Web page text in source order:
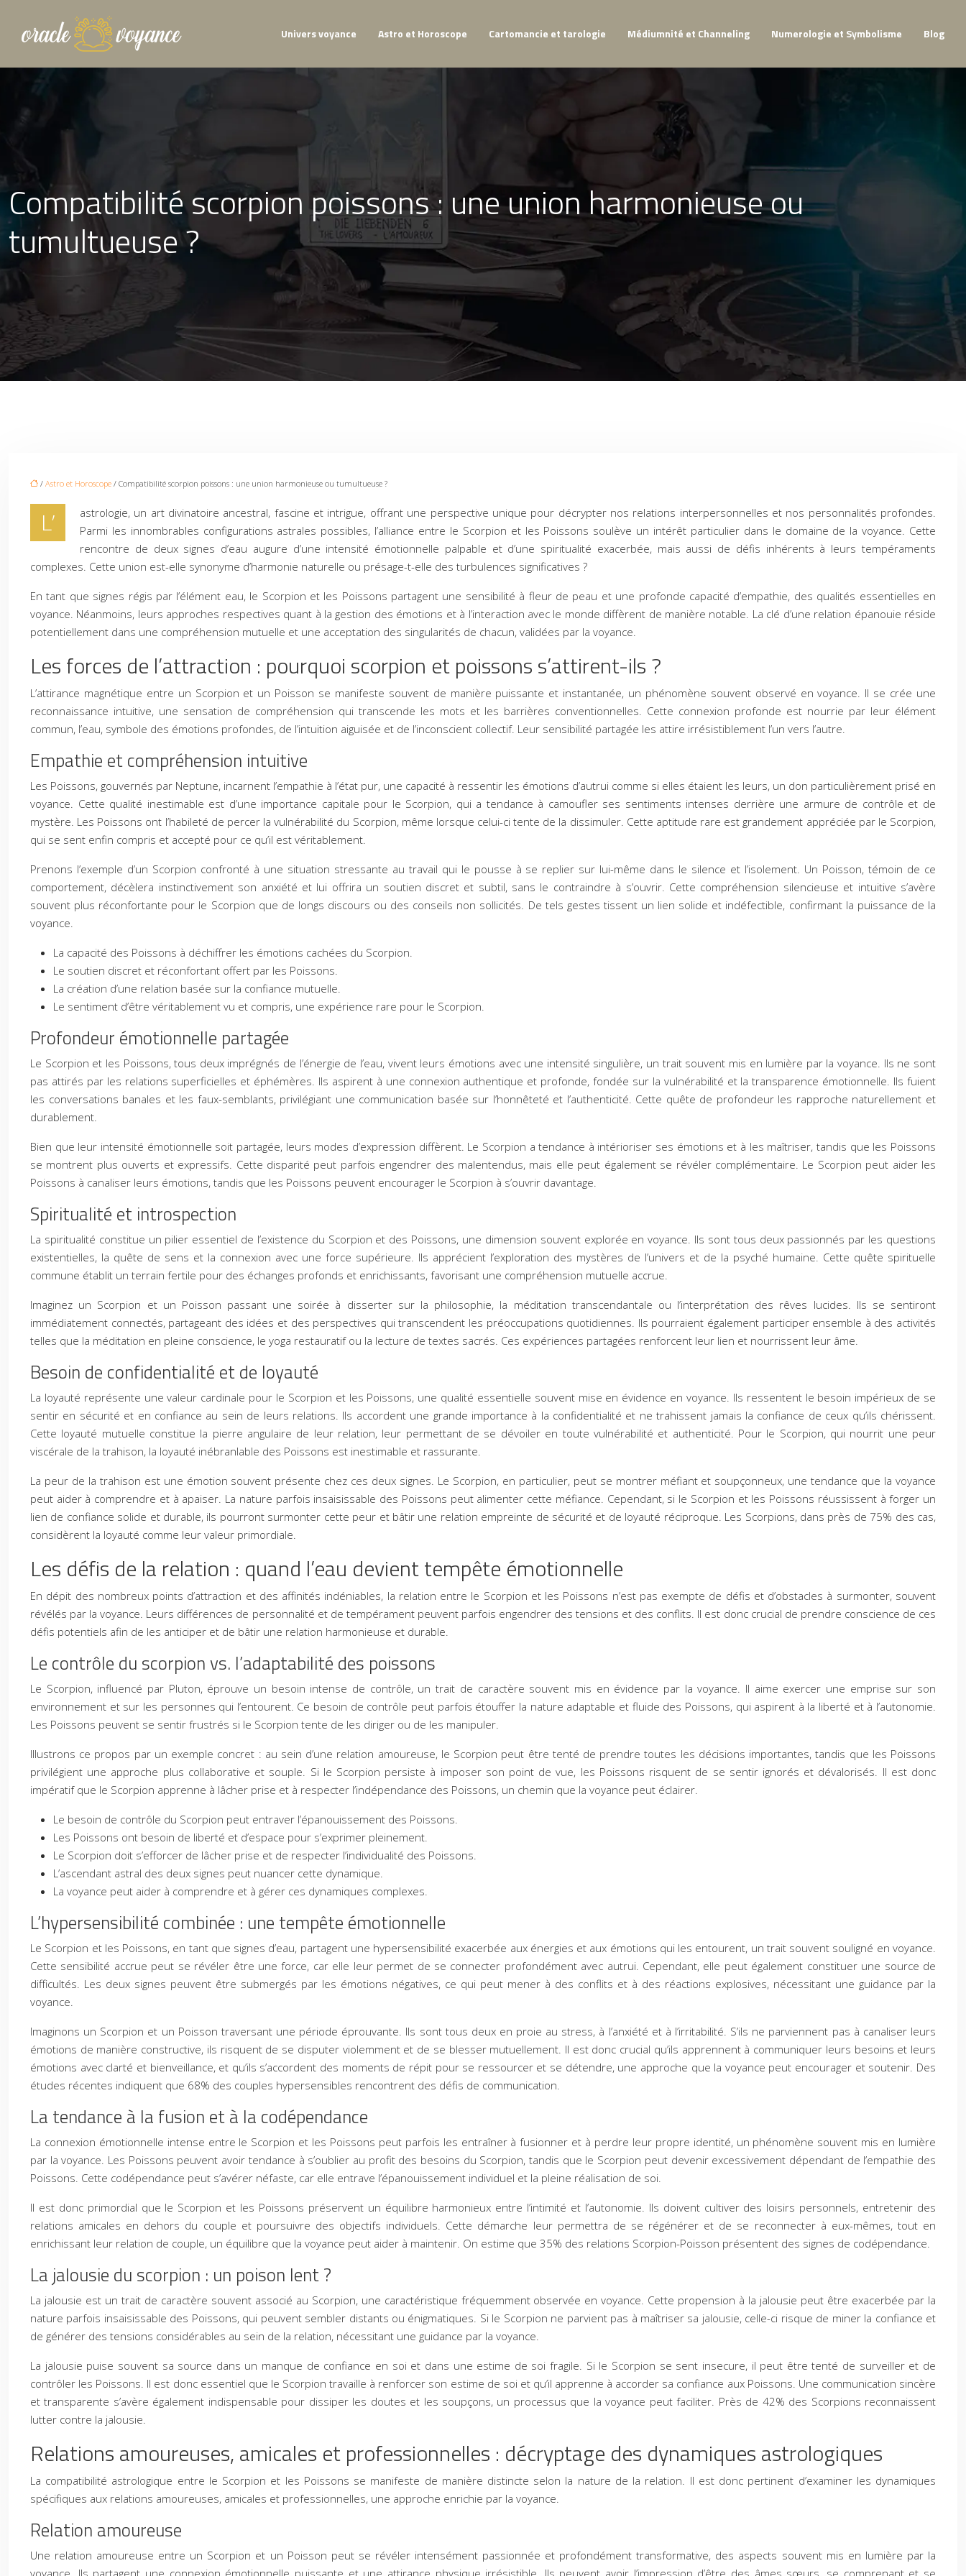
Univers voyance Astro et Horoscope Cartomancie et tarologie Médiumnité et Channeling Numerologie et Symbolisme Blog
Compatibilité scorpion poissons : une union harmonieuse ou
tumultueuse ?
/ Astro et Horoscope / Compatibilité scorpion poissons : une union harmonieuse ou tumultueuse ?
L’
astrologie, un art divinatoire ancestral, fascine et intrigue, offrant une perspective unique pour décrypter nos relations interpersonnelles et nos personnalités profondes.
Parmi les innombrables configurations astrales possibles, l’alliance entre le Scorpion et les Poissons soulève un intérêt particulier dans le domaine de la voyance. Cette
rencontre de deux signes d’eau augure d’une intensité émotionnelle palpable et d’une spiritualité exacerbée, mais aussi de défis inhérents à leurs tempéraments
complexes. Cette union est-elle synonyme d’harmonie naturelle ou présage-t-elle des turbulences significatives ?
En tant que signes régis par l’élément eau, le Scorpion et les Poissons partagent une sensibilité à fleur de peau et une profonde capacité d’empathie, des qualités essentielles en
voyance. Néanmoins, leurs approches respectives quant à la gestion des émotions et à l’interaction avec le monde diffèrent de manière notable. La clé d’une relation épanouie réside
potentiellement dans une compréhension mutuelle et une acceptation des singularités de chacun, validées par la voyance.
Les forces de l’attraction : pourquoi scorpion et poissons s’attirent-ils ?
L’attirance magnétique entre un Scorpion et un Poisson se manifeste souvent de manière puissante et instantanée, un phénomène souvent observé en voyance. Il se crée une
reconnaissance intuitive, une sensation de compréhension qui transcende les mots et les barrières conventionnelles. Cette connexion profonde est nourrie par leur élément
commun, l’eau, symbole des émotions profondes, de l’intuition aiguisée et de l’inconscient collectif. Leur sensibilité partagée les attire irrésistiblement l’un vers l’autre.
Empathie et compréhension intuitive
Les Poissons, gouvernés par Neptune, incarnent l’empathie à l’état pur, une capacité à ressentir les émotions d’autrui comme si elles étaient les leurs, un don particulièrement prisé en
voyance. Cette qualité inestimable est d’une importance capitale pour le Scorpion, qui a tendance à camoufler ses sentiments intenses derrière une armure de contrôle et de
mystère. Les Poissons ont l’habileté de percer la vulnérabilité du Scorpion, même lorsque celui-ci tente de la dissimuler. Cette aptitude rare est grandement appréciée par le Scorpion,
qui se sent enfin compris et accepté pour ce qu’il est véritablement.
Prenons l’exemple d’un Scorpion confronté à une situation stressante au travail qui le pousse à se replier sur lui-même dans le silence et l’isolement. Un Poisson, témoin de ce
comportement, décèlera instinctivement son anxiété et lui offrira un soutien discret et subtil, sans le contraindre à s’ouvrir. Cette compréhension silencieuse et intuitive s’avère
souvent plus réconfortante pour le Scorpion que de longs discours ou des conseils non sollicités. De tels gestes tissent un lien solide et indéfectible, confirmant la puissance de la
voyance.
La capacité des Poissons à déchiffrer les émotions cachées du Scorpion.
Le soutien discret et réconfortant offert par les Poissons.
La création d’une relation basée sur la confiance mutuelle.
Le sentiment d’être véritablement vu et compris, une expérience rare pour le Scorpion.
Profondeur émotionnelle partagée
Le Scorpion et les Poissons, tous deux imprégnés de l’énergie de l’eau, vivent leurs émotions avec une intensité singulière, un trait souvent mis en lumière par la voyance. Ils ne sont
pas attirés par les relations superficielles et éphémères. Ils aspirent à une connexion authentique et profonde, fondée sur la vulnérabilité et la transparence émotionnelle. Ils fuient
les conversations banales et les faux-semblants, privilégiant une communication basée sur l’honnêteté et l’authenticité. Cette quête de profondeur les rapproche naturellement et
durablement.
Bien que leur intensité émotionnelle soit partagée, leurs modes d’expression diffèrent. Le Scorpion a tendance à intérioriser ses émotions et à les maîtriser, tandis que les Poissons
se montrent plus ouverts et expressifs. Cette disparité peut parfois engendrer des malentendus, mais elle peut également se révéler complémentaire. Le Scorpion peut aider les
Poissons à canaliser leurs émotions, tandis que les Poissons peuvent encourager le Scorpion à s’ouvrir davantage.
Spiritualité et introspection
La spiritualité constitue un pilier essentiel de l’existence du Scorpion et des Poissons, une dimension souvent explorée en voyance. Ils sont tous deux passionnés par les questions
existentielles, la quête de sens et la connexion avec une force supérieure. Ils apprécient l’exploration des mystères de l’univers et de la psyché humaine. Cette quête spirituelle
commune établit un terrain fertile pour des échanges profonds et enrichissants, favorisant une compréhension mutuelle accrue.
Imaginez un Scorpion et un Poisson passant une soirée à disserter sur la philosophie, la méditation transcendantale ou l’interprétation des rêves lucides. Ils se sentiront
immédiatement connectés, partageant des idées et des perspectives qui transcendent les préoccupations quotidiennes. Ils pourraient également participer ensemble à des activités
telles que la méditation en pleine conscience, le yoga restauratif ou la lecture de textes sacrés. Ces expériences partagées renforcent leur lien et nourrissent leur âme.
Besoin de confidentialité et de loyauté
La loyauté représente une valeur cardinale pour le Scorpion et les Poissons, une qualité essentielle souvent mise en évidence en voyance. Ils ressentent le besoin impérieux de se
sentir en sécurité et en confiance au sein de leurs relations. Ils accordent une grande importance à la confidentialité et ne trahissent jamais la confiance de ceux qu’ils chérissent.
Cette loyauté mutuelle constitue la pierre angulaire de leur relation, leur permettant de se dévoiler en toute vulnérabilité et authenticité. Pour le Scorpion, qui nourrit une peur
viscérale de la trahison, la loyauté inébranlable des Poissons est inestimable et rassurante.
La peur de la trahison est une émotion souvent présente chez ces deux signes. Le Scorpion, en particulier, peut se montrer méfiant et soupçonneux, une tendance que la voyance
peut aider à comprendre et à apaiser. La nature parfois insaisissable des Poissons peut alimenter cette méfiance. Cependant, si le Scorpion et les Poissons réussissent à forger un
lien de confiance solide et durable, ils pourront surmonter cette peur et bâtir une relation empreinte de sécurité et de loyauté réciproque. Les Scorpions, dans près de 75% des cas,
considèrent la loyauté comme leur valeur primordiale.
Les défis de la relation : quand l’eau devient tempête émotionnelle
En dépit des nombreux points d’attraction et des affinités indéniables, la relation entre le Scorpion et les Poissons n’est pas exempte de défis et d’obstacles à surmonter, souvent
révélés par la voyance. Leurs différences de personnalité et de tempérament peuvent parfois engendrer des tensions et des conflits. Il est donc crucial de prendre conscience de ces
défis potentiels afin de les anticiper et de bâtir une relation harmonieuse et durable.
Le contrôle du scorpion vs. l’adaptabilité des poissons
Le Scorpion, influencé par Pluton, éprouve un besoin intense de contrôle, un trait de caractère souvent mis en évidence par la voyance. Il aime exercer une emprise sur son
environnement et sur les personnes qui l’entourent. Ce besoin de contrôle peut parfois étouffer la nature adaptable et fluide des Poissons, qui aspirent à la liberté et à l’autonomie.
Les Poissons peuvent se sentir frustrés si le Scorpion tente de les diriger ou de les manipuler.
Illustrons ce propos par un exemple concret : au sein d’une relation amoureuse, le Scorpion peut être tenté de prendre toutes les décisions importantes, tandis que les Poissons
privilégient une approche plus collaborative et souple. Si le Scorpion persiste à imposer son point de vue, les Poissons risquent de se sentir ignorés et dévalorisés. Il est donc
impératif que le Scorpion apprenne à lâcher prise et à respecter l’indépendance des Poissons, un chemin que la voyance peut éclairer.
Le besoin de contrôle du Scorpion peut entraver l’épanouissement des Poissons.
Les Poissons ont besoin de liberté et d’espace pour s’exprimer pleinement.
Le Scorpion doit s’efforcer de lâcher prise et de respecter l’individualité des Poissons.
L’ascendant astral des deux signes peut nuancer cette dynamique.
La voyance peut aider à comprendre et à gérer ces dynamiques complexes.
L’hypersensibilité combinée : une tempête émotionnelle
Le Scorpion et les Poissons, en tant que signes d’eau, partagent une hypersensibilité exacerbée aux énergies et aux émotions qui les entourent, un trait souvent souligné en voyance.
Cette sensibilité accrue peut se révéler être une force, car elle leur permet de se connecter profondément avec autrui. Cependant, elle peut également constituer une source de
difficultés. Les deux signes peuvent être submergés par les émotions négatives, ce qui peut mener à des conflits et à des réactions explosives, nécessitant une guidance par la
voyance.
Imaginons un Scorpion et un Poisson traversant une période éprouvante. Ils sont tous deux en proie au stress, à l’anxiété et à l’irritabilité. S’ils ne parviennent pas à canaliser leurs
émotions de manière constructive, ils risquent de se disputer violemment et de se blesser mutuellement. Il est donc crucial qu’ils apprennent à communiquer leurs besoins et leurs
émotions avec clarté et bienveillance, et qu’ils s’accordent des moments de répit pour se ressourcer et se détendre, une approche que la voyance peut encourager et soutenir. Des
études récentes indiquent que 68% des couples hypersensibles rencontrent des défis de communication.
La tendance à la fusion et à la codépendance
La connexion émotionnelle intense entre le Scorpion et les Poissons peut parfois les entraîner à fusionner et à perdre leur propre identité, un phénomène souvent mis en lumière
par la voyance. Les Poissons peuvent avoir tendance à s’oublier au profit des besoins du Scorpion, tandis que le Scorpion peut devenir excessivement dépendant de l’empathie des
Poissons. Cette codépendance peut s’avérer néfaste, car elle entrave l’épanouissement individuel et la pleine réalisation de soi.
Il est donc primordial que le Scorpion et les Poissons préservent un équilibre harmonieux entre l’intimité et l’autonomie. Ils doivent cultiver des loisirs personnels, entretenir des
relations amicales en dehors du couple et poursuivre des objectifs individuels. Cette démarche leur permettra de se régénérer et de se reconnecter à eux-mêmes, tout en
enrichissant leur relation de couple, un équilibre que la voyance peut aider à maintenir. On estime que 35% des relations Scorpion-Poisson présentent des signes de codépendance.
La jalousie du scorpion : un poison lent ?
La jalousie est un trait de caractère souvent associé au Scorpion, une caractéristique fréquemment observée en voyance. Cette propension à la jalousie peut être exacerbée par la
nature parfois insaisissable des Poissons, qui peuvent sembler distants ou énigmatiques. Si le Scorpion ne parvient pas à maîtriser sa jalousie, celle-ci risque de miner la confiance et
de générer des tensions considérables au sein de la relation, nécessitant une guidance par la voyance.
La jalousie puise souvent sa source dans un manque de confiance en soi et dans une estime de soi fragile. Si le Scorpion se sent insecure, il peut être tenté de surveiller et de
contrôler les Poissons. Il est donc essentiel que le Scorpion travaille à renforcer son estime de soi et qu’il apprenne à accorder sa confiance aux Poissons. Une communication sincère
et transparente s’avère également indispensable pour dissiper les doutes et les soupçons, un processus que la voyance peut faciliter. Près de 42% des Scorpions reconnaissent
lutter contre la jalousie.
Relations amoureuses, amicales et professionnelles : décryptage des dynamiques astrologiques
La compatibilité astrologique entre le Scorpion et les Poissons se manifeste de manière distincte selon la nature de la relation. Il est donc pertinent d’examiner les dynamiques
spécifiques aux relations amoureuses, amicales et professionnelles, une approche enrichie par la voyance.
Relation amoureuse
Une relation amoureuse entre un Scorpion et un Poisson peut se révéler intensément passionnée et profondément transformative, des aspects souvent mis en lumière par la
voyance. Ils partagent une connexion émotionnelle puissante et une attirance physique irrésistible. Ils peuvent avoir l’impression d’être des âmes sœurs, se comprenant et se